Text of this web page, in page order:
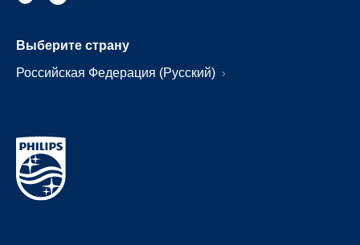
Выберите страну
Российская Федерация (Русский)